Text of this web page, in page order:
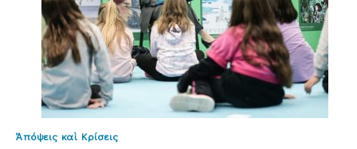
Ἀπόψεις καὶ Κρίσεις